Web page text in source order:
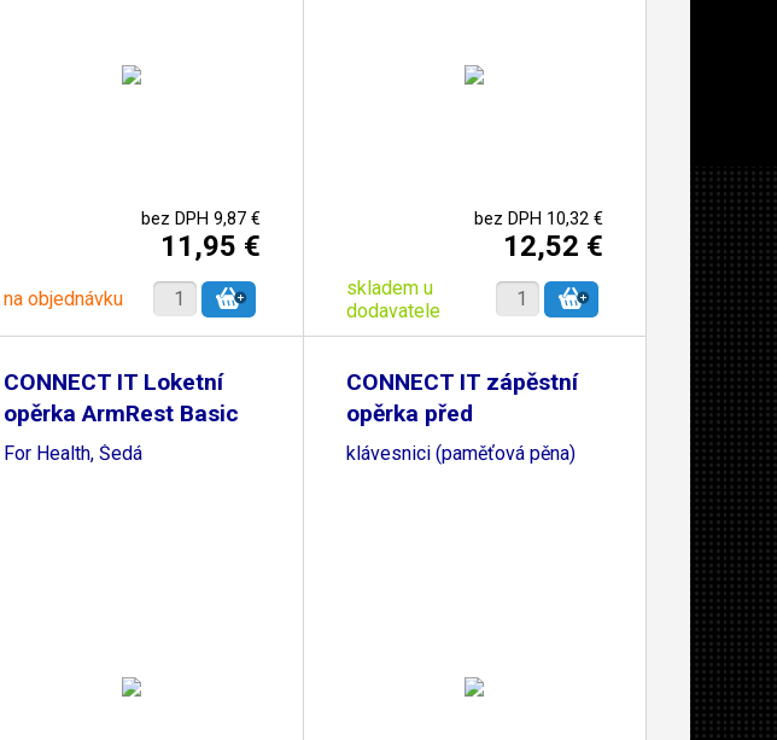
bez DPH 9,87 €
11,95 €
na objednávku
bez DPH 10,32 €
12,52 €
skladem u
dodavatele
CONNECT IT Loketní
opěrka ArmRest Basic
For Health, Šedá
CONNECT IT zápěstní
opěrka před
klávesnici (paměťová pěna)